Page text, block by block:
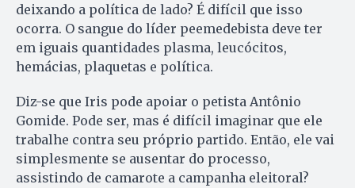
deixando a política de lado? É difícil que isso
ocorra. O sangue do líder peemedebista deve ter
em iguais quantidades plasma, leucócitos,
hemácias, plaquetas e política.
Diz-se que Iris pode apoiar o petista Antônio
Gomide. Pode ser, mas é difícil imaginar que ele
trabalhe contra seu próprio partido. Então, ele vai
simplesmente se ausentar do processo,
assistindo de camarote a campanha eleitoral?